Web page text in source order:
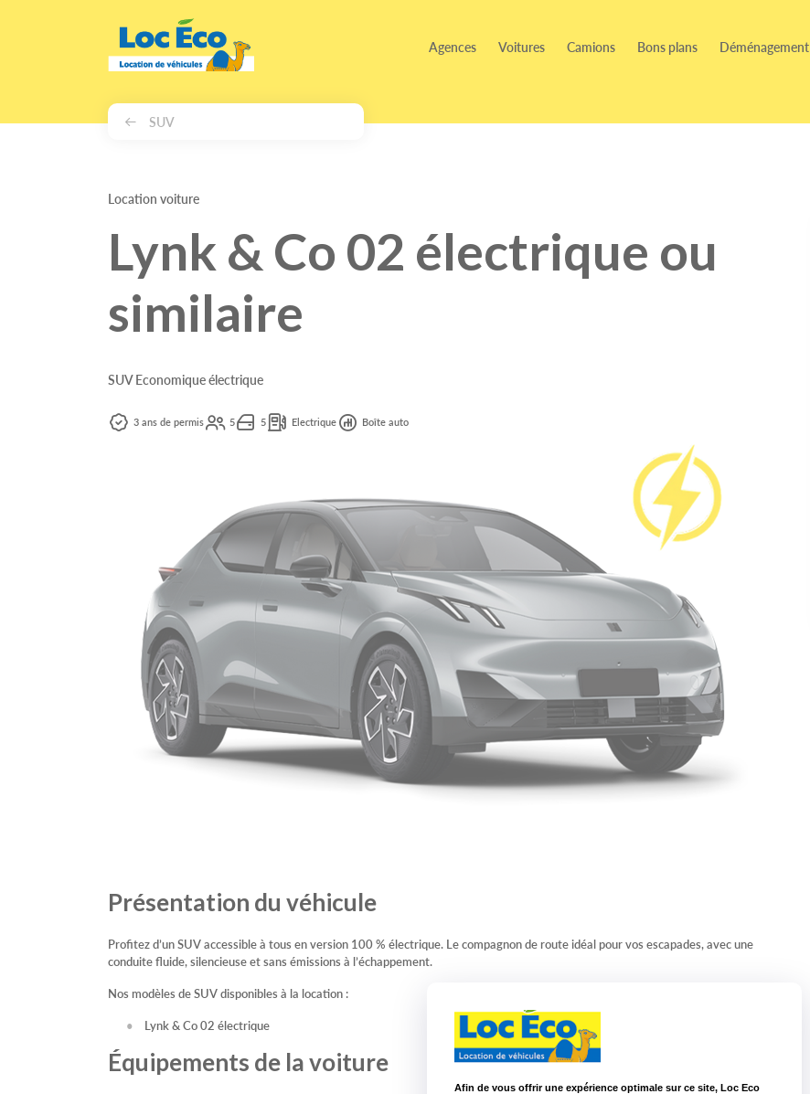
Agences Voitures Camions Bons plans Déménagement
SUV
Location voiture
Lynk & Co 02 électrique ou
similaire
SUV Economique électrique
3 ans de permis 5 5 Electrique Boîte auto
Présentation du véhicule
Profitez d’un SUV accessible à tous en version 100 % électrique. Le compagnon de route idéal pour vos escapades, avec une
conduite fluide, silencieuse et sans émissions à l’échappement.
Nos modèles de SUV disponibles à la location :
Lynk & Co 02 électrique
Équipements de la voiture
Afin de vous offrir une expérience optimale sur ce site, Loc Eco